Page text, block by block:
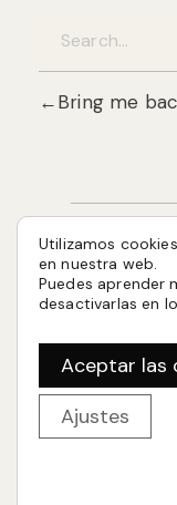
Bring me
Utilizamos
en nuestra web.
Puedes aprender
desactivarlas en
Aceptar las
Ajustes